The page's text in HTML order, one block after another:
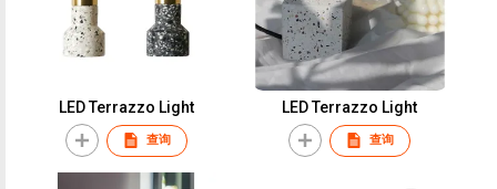
LED Terrazzo Light
查询
LED Terrazzo Light
查询